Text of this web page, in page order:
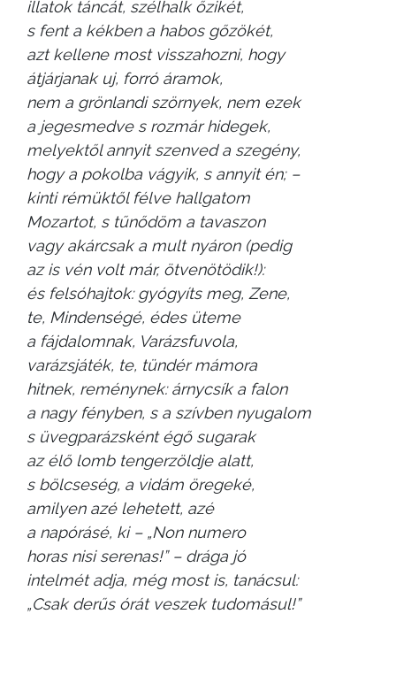
illatok táncát, szélhalk őzikét,
s fent a kékben a habos gőzökét,
azt kellene most visszahozni, hogy
átjárjanak uj, forró áramok,
nem a grönlandi szörnyek, nem ezek
a jegesmedve s rozmár hidegek,
melyektől annyit szenved a szegény,
hogy a pokolba vágyik, s annyit én; –
kinti rémüktől félve hallgatom
Mozartot, s tűnődöm a tavaszon
vagy akárcsak a mult nyáron (pedig
az is vén volt már, ötvenötödik!):
és felsóhajtok: gyógyíts meg, Zene,
te, Mindenségé, édes üteme
a fájdalomnak, Varázsfuvola,
varázsjáték, te, tündér mámora
hitnek, reménynek: árnycsík a falon
a nagy fényben, s a szívben nyugalom
s üvegparázsként égő sugarak
az élő lomb tengerzöldje alatt,
s bölcseség, a vidám öregeké,
amilyen azé lehetett, azé
a napórásé, ki – „Non numero
horas nisi serenas!” – drága jó
intelmét adja, még most is, tanácsul:
„Csak derűs órát veszek tudomásul!”